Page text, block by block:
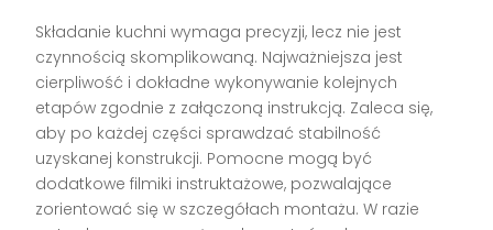
Składanie kuchni wymaga precyzji, lecz nie jest
czynnością skomplikowaną. Najważniejsza jest
cierpliwość i dokładne wykonywanie kolejnych
etapów zgodnie z załączoną instrukcją. Zaleca się,
aby po każdej części sprawdzać stabilność
uzyskanej konstrukcji. Pomocne mogą być
dodatkowe filmiki instruktażowe, pozwalające
zorientować się w szczegółach montażu. W razie